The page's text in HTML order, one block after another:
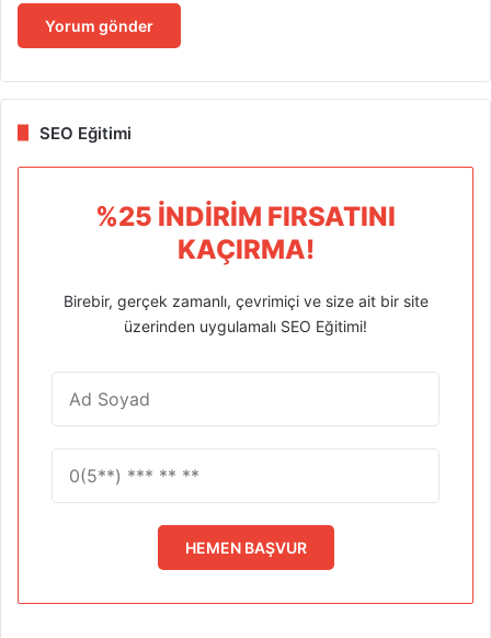
SEO Eğitimi
%25 İNDIRIM FIRSATINI
KAÇIRMA!
Birebir, gerçek zamanlı, çevrimiçi ve size ait bir site
üzerinden uygulamalı SEO Eğitimi!
HEMEN BAŞVUR